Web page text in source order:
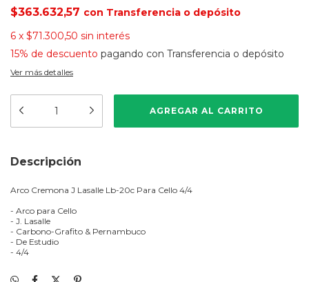
$363.632,57 con Transferencia o depósito
6 x $71.300,50 sin interés
15% de descuento pagando con Transferencia o depósito
Ver más detalles
Descripción
Arco Cremona J Lasalle Lb-20c Para Cello 4/4
- Arco para Cello
- J. Lasalle
- Carbono-Grafito & Pernambuco
- De Estudio
- 4/4